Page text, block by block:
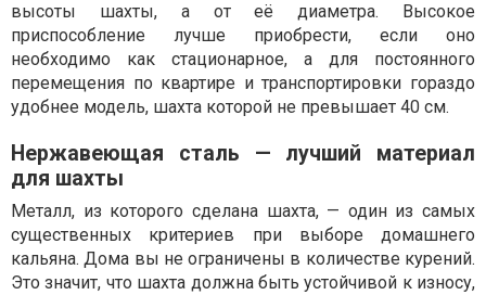
высоты шахты, а от её диаметра. Высокое
приспособление лучше приобрести, если оно
необходимо как стационарное, а для постоянного
перемещения по квартире и транспортировки гораздо
удобнее модель, шахта которой не превышает 40 см.
Нержавеющая сталь — лучший материал
для шахты
Металл, из которого сделана шахта, — один из самых
существенных критериев при выборе домашнего
кальяна. Дома вы не ограничены в количестве курений.
Это значит, что шахта должна быть устойчивой к износу,